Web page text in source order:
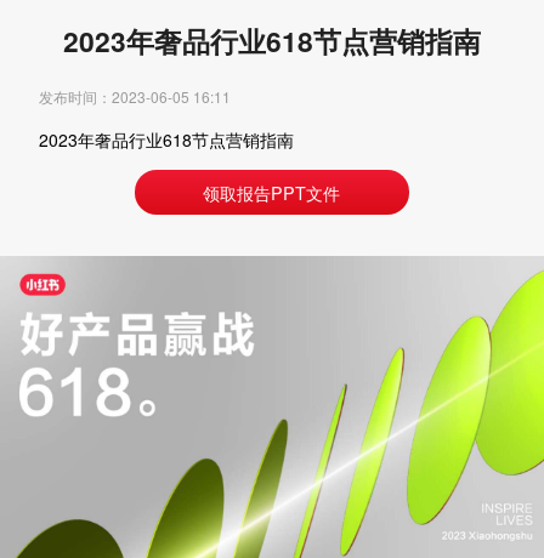
2023年奢品行业618节点营销指南
发布时间：2023-06-05 16:11
2023年奢品行业618节点营销指南
领取报告PPT文件